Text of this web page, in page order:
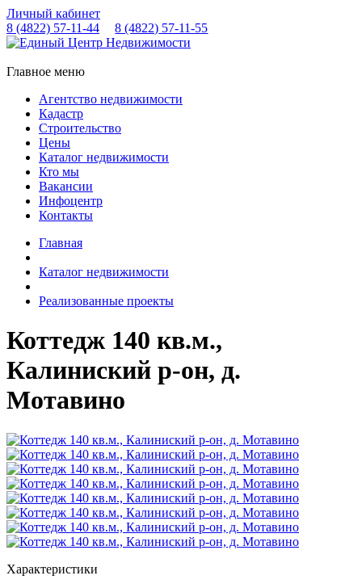
Личный кабинет
8 (4822) 57-11-44 8 (4822) 57-11-55
Главное меню
Агентство недвижимости
Кадастр
Строительство
Цены
Каталог недвижимости
Кто мы
Вакансии
Инфоцентр
Контакты
Главная
Каталог недвижимости
Реализованные проекты
Коттедж 140 кв.м.,
Калиниский р-он, д.
Мотавино
Характеристики